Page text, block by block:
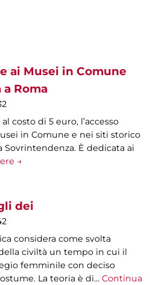
ai Musei in Comune
Roma
costo di 5 euro, l’accesso
in Comune e nei siti storico
È dedicata ai
→
dei
considera come svolta
civiltà un tempo in cui il
femminile con deciso
La teoria è di… Continua